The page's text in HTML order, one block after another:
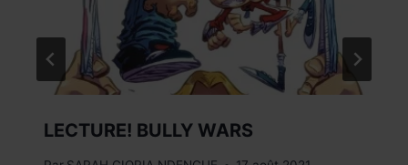
LECTURE! BULLY WARS